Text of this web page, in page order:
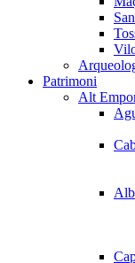
Patrimoni
Alt